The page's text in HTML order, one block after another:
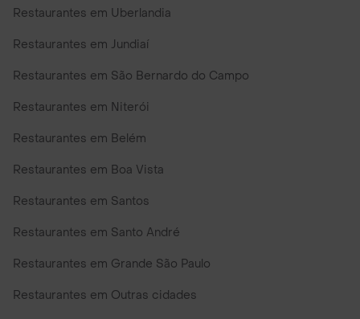
Restaurantes em Uberlandia
Restaurantes em Jundiaí
Restaurantes em São Bernardo do Campo
Restaurantes em Niterói
Restaurantes em Belém
Restaurantes em Boa Vista
Restaurantes em Santos
Restaurantes em Santo André
Restaurantes em Grande São Paulo
Restaurantes em Outras cidades